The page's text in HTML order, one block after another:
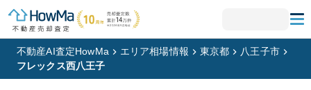
不動産AI査定HowMa エリア相場情報 東京都
八王子市
フレックス西八王子